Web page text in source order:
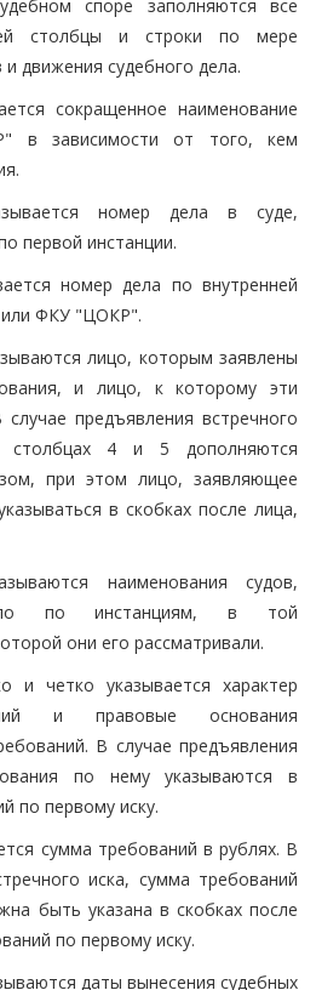
споре заполняются все
столбцы и строки по мере
движения судебного дела.
сокращенное наименование
зависимости от того, кем
номер дела в суде,
первой инстанции.
номер дела по внутренней
ФКУ "ЦОКР".
лицо, которым заявлены
и лицо, к которому эти
предъявления встречного
столбцах 4 и 5 дополняются
при этом лицо, заявляющее
в скобках после лица,
наименования судов,
по инстанциям, в той
они его рассматривали.
и четко указывается характер
и правовые основания
В случае предъявления
по нему указываются в
по первому иску.
сумма требований в рублях. В
иска, сумма требований
быть указана в скобках после
по первому иску.
даты вынесения судебных